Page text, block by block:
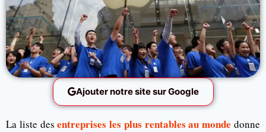
Ajouter notre site sur Google
La liste desentreprises les plus rentables au monde donne